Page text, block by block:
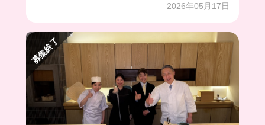
一緒に働く人たちはとにかく優しい人ばかりだっ
2026年05月17日
募集終了